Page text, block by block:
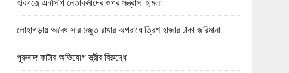
লোহাগড়ায় অবৈধ সার মজুত রাখার অপরাধে ত্রিশ হাজার টাকা জরিমানা
পুরুষাঙ্গ কাটার অভিযোগ স্ত্রীর বিরুদ্ধে